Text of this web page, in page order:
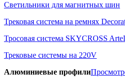
Светильники для магнитных шин
Трековая система на ремнях
Тросовая система SKYCROSS
Трековые системы на 220V
Алюминиевые профили